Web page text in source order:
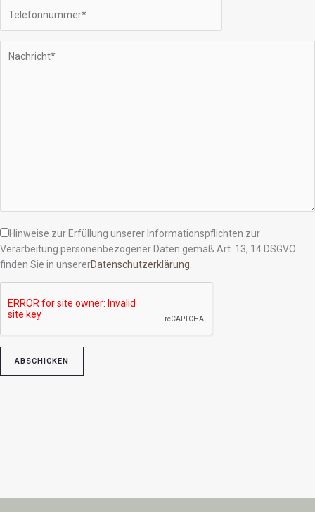
Hinweise zur Erfüllung unserer Informationspflichten zur
Verarbeitung personenbezogener Daten gemäß Art. 13, 14 DSGVO
finden Sie in unsererDatenschutzerklärung
Bitte lasse dieses Feld leer.